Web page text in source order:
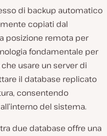
di backup automatico
copiati dal
posizione remota per
fondamentale per
usare un server di
il database replicato
consentendo
del sistema.
due database offre una